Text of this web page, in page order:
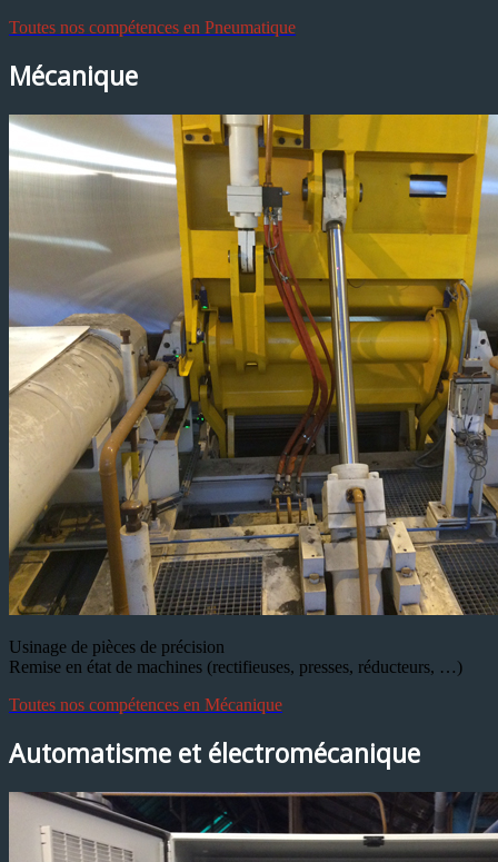
Toutes nos compétences en Pneumatique
Mécanique
Usinage de pièces de précision
Remise en état de machines (rectifieuses, presses, réducteurs, …)
Toutes nos compétences en Mécanique
Automatisme et électromécanique